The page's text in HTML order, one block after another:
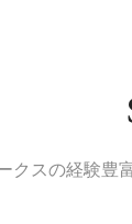
スの経験豊